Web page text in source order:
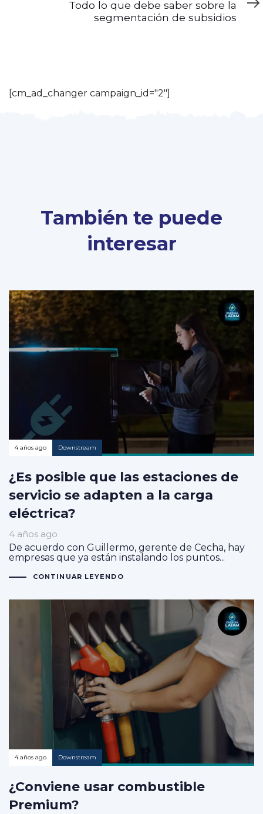
Todo lo que debe saber sobre la
segmentación de subsidios
[cm_ad_changer campaign_id="2"]
También te puede
interesar
4 años ago Downstream
¿Es posible que las estaciones de
servicio se adapten a la carga
eléctrica?
4 años ago
De acuerdo con Guillermo, gerente de Cecha, hay
empresas que ya están instalando los puntos...
CONTINUAR LEYENDO
4 años ago Downstream
¿Conviene usar combustible
Premium?